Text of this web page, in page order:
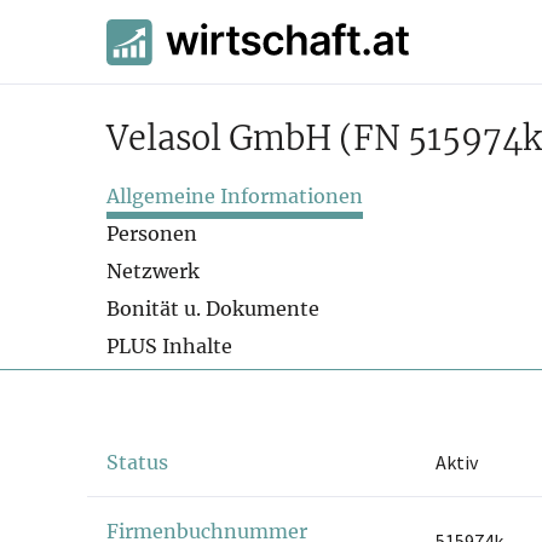
Velasol GmbH (FN
Allgemeine Informationen
Personen
Netzwerk
Bonität u. Dokumente
PLUS Inhalte
Status Aktiv
Firmenbuchnummer